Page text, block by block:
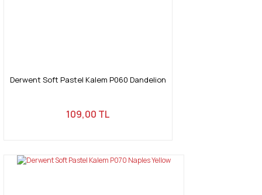
Derwent Soft Pastel Kalem P060 Dandelion
109,00 TL